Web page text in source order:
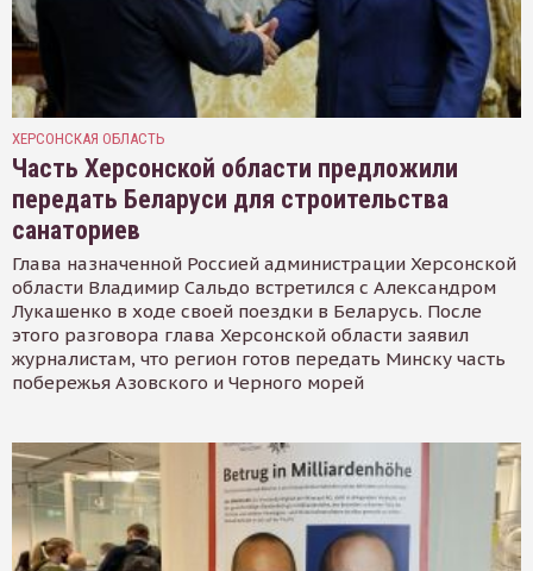
ХЕРСОНСКАЯ ОБЛАСТЬ
Часть Херсонской области предложили
передать Беларуси для строительства
санаториев
Глава назначенной Россией администрации Херсонской
области Владимир Сальдо встретился с Александром
Лукашенко в ходе своей поездки в Беларусь. После
этого разговора глава Херсонской области заявил
журналистам, что регион готов передать Минску часть
побережья Азовского и Черного морей